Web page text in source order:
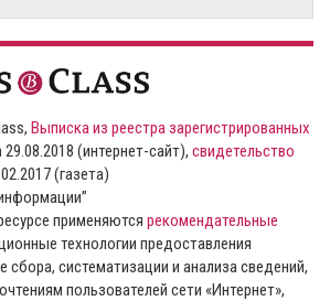
Выписка из реестра зарегистрированных
(интернет-сайт), свидетельство
(газета)
применяются рекомендательные
технологии предоставления
систематизации и анализа сведений,
пользователей сети «Интернет»,